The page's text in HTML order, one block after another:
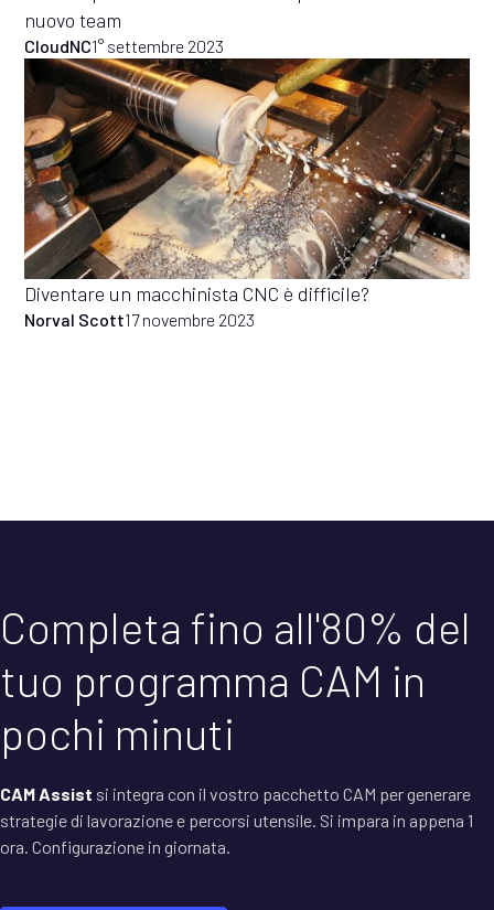
nuovo team
CloudNC1° settembre 2023
Diventare un macchinista CNC è difficile?
Norval Scott17 novembre 2023
Completa fino all'80% del
tuo programma CAM in
pochi minuti
CAM Assist si integra con il vostro pacchetto CAM per generare
strategie di lavorazione e percorsi utensile. Si impara in appena 1
ora. Configurazione in giornata.